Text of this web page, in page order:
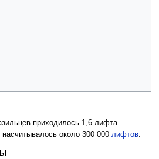
приходилось 1,6 лифта.
около 300 000 лифтов.